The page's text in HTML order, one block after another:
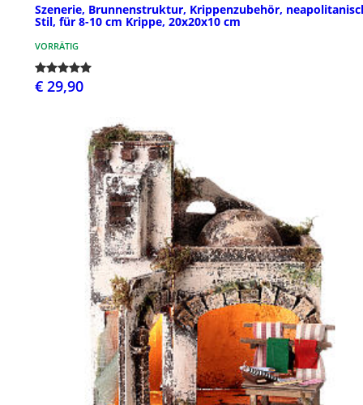
Szenerie, Brunnenstruktur, Krippenzubehör,
Stil, für 8-10 cm Krippe, 20x20x10 cm
VORRÄTIG
€ 29,90